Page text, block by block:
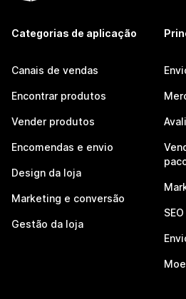
Categorias de aplicação
Canais de vendas
Encontrar produtos
Vender produtos
Encomendas e envio
Design da loja
Marketing e conversão
Gestão da loja
SEO